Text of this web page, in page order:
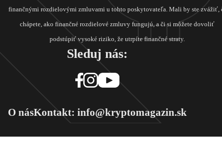
finančnými rozdielovými zmluvami u tohto poskytovateľa. Mali by ste zvážiť,
chápete, ako finančné rozdielové zmluvy fungujú, a či si môžete dovoliť
podstúpiť vysoké riziko, že utrpíte finančné straty.
Sleduj nás:
O násKontakt: info@kryptomagazin.sk